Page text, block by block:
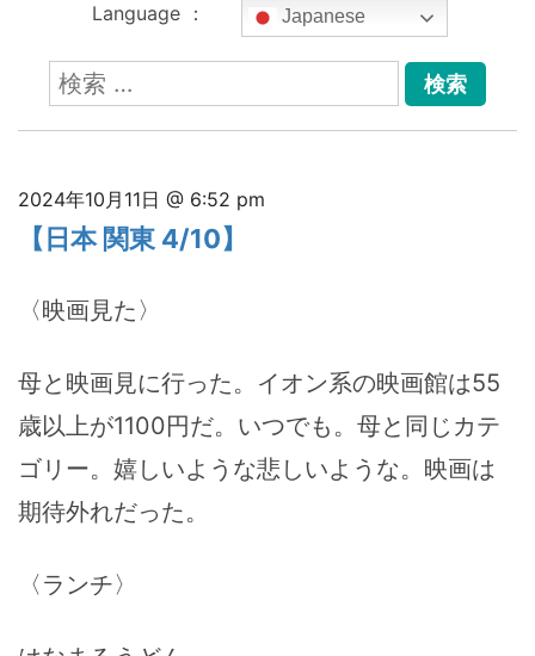
Language ： Japanese
検
索:
2024年10月11日 @ 6:52 pm
【日本 関東 4/10】
〈映画見た〉
母と映画見に行った。イオン系の映画館は55
歳以上が1100円だ。いつでも。母と同じカテ
ゴリー。嬉しいような悲しいような。映画は
期待外れだった。
〈ランチ〉